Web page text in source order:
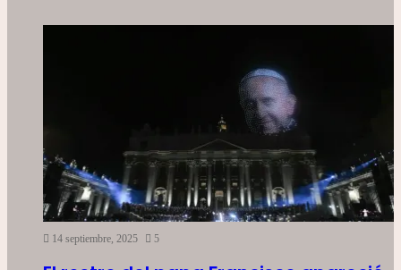
14 septiembre, 2025 5